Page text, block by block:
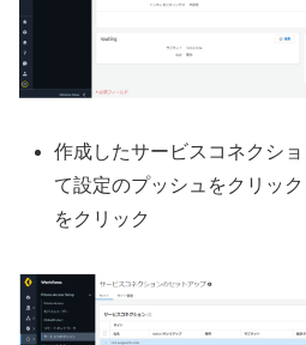
作成したサービスコネクシ
て設定のプッシュをクリッ
をクリック